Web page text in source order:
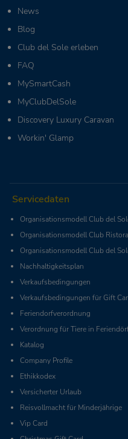
News
Blog
Club del Sole erleben
FAQ
MySmartCash
MyClubDelSole
Discovery Luxury Caravan
Workin' Glamp
Servicedaten
Organisationsmodell Club del
Organisationsmodell Club
Organisationsmodell Club del
Nachhaltigkeitsplan
Verkaufsbedingungen
Verkaufsbedingungen für Gift
Feriendorfverordnung
Verordnung für Tiere in
Katalog
Company Profile
Ethikkodex
Versicherter Urlaub
Reisvollmacht für Minderjährige
Vip Card